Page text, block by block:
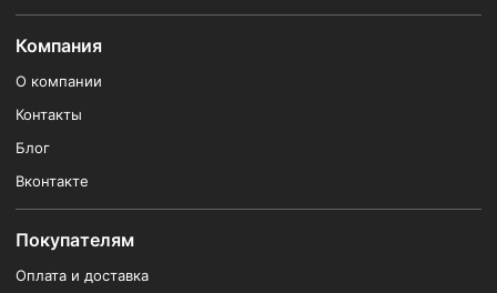
Компания
О компании
Контакты
Блог
Вконтакте
Покупателям
Оплата и доставка